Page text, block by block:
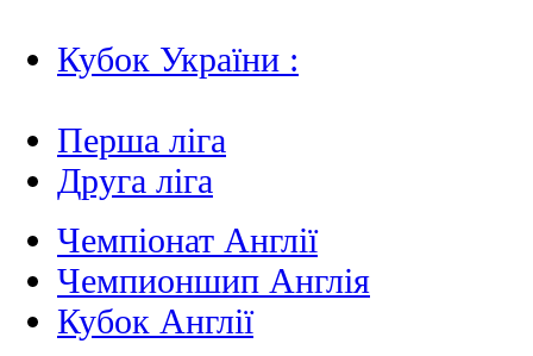
Кубок України :
Перша ліга
Друга ліга
Чемпіонат Англії
Чемпионшип Англія
Кубок Англії